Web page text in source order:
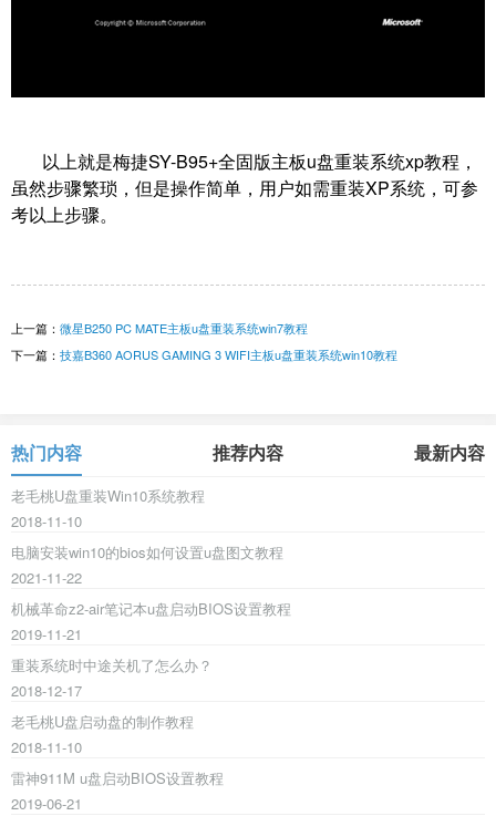
以上就是梅捷SY-B95+全固版主板u盘重装系统xp教程，
虽然步骤繁琐，但是操作简单，用户如需重装XP系统，可参
考以上步骤。
上一篇： 微星B250 PC MATE主板u盘重装系统win7教程
下一篇： 技嘉B360 AORUS GAMING 3 WIFI主板u盘重装系统win10教程
热门内容 推荐内容 最新内容
老毛桃U盘重装Win10系统教程
2018-11-10
电脑安装win10的bios如何设置u盘图文教程
2021-11-22
机械革命z2-air笔记本u盘启动BIOS设置教程
2019-11-21
重装系统时中途关机了怎么办？
2018-12-17
老毛桃U盘启动盘的制作教程
2018-11-10
雷神911M u盘启动BIOS设置教程
2019-06-21